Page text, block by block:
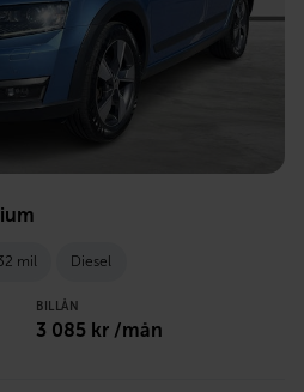
mil Diesel
BILLÅN
3 085 kr /mån